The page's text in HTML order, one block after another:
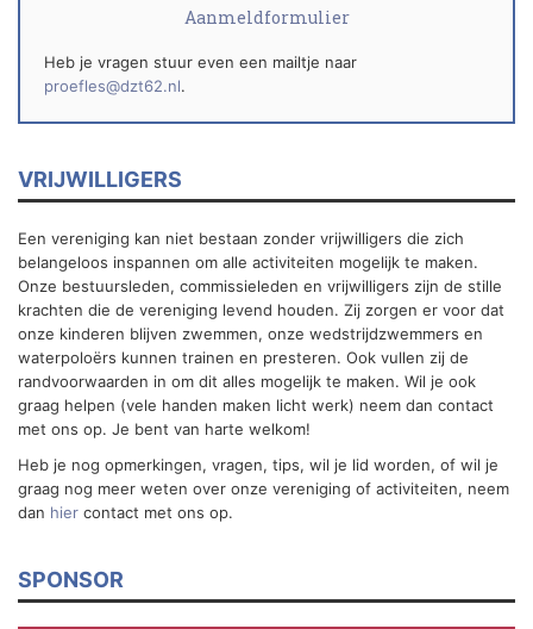
Aanmeldformulier
Heb je vragen stuur even een mailtje naar
proefles@dzt62.nl.
VRIJWILLIGERS
Een vereniging kan niet bestaan zonder vrijwilligers die zich
belangeloos inspannen om alle activiteiten mogelijk te maken.
Onze bestuursleden, commissieleden en vrijwilligers zijn de stille
krachten die de vereniging levend houden. Zij zorgen er voor dat
onze kinderen blijven zwemmen, onze wedstrijdzwemmers en
waterpoloërs kunnen trainen en presteren. Ook vullen zij de
randvoorwaarden in om dit alles mogelijk te maken. Wil je ook
graag helpen (vele handen maken licht werk) neem dan contact
met ons op. Je bent van harte welkom!
Heb je nog opmerkingen, vragen, tips, wil je lid worden, of wil je
graag nog meer weten over onze vereniging of activiteiten, neem
dan hier contact met ons op.
SPONSOR